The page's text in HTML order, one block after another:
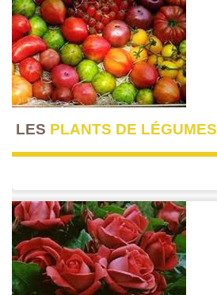
LES PLANTS DE LÉGUMES